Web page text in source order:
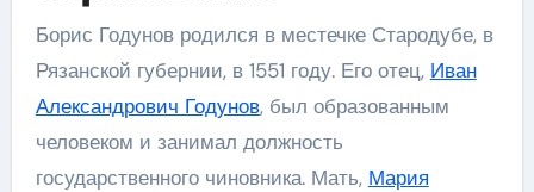
Борис Годунов родился в местечке Стародубе, в
Рязанской губернии, в 1551 году. Его отец, Иван
Александрович Годунов, был образованным
человеком и занимал должность
государственного чиновника. Мать, Мария